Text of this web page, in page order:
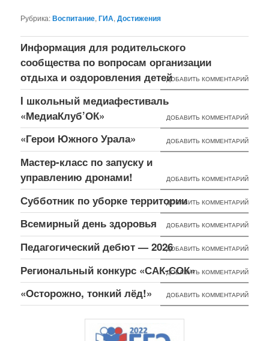
Рубрика:Воспитание,ГИА,Достижения
Информация для родительского
сообщества по вопросам организации
отдыха и оздоровления детейДОБАВИТЬ КОММЕНТАРИЙ
I школьный медиафестиваль
«МедиаКлуб’ОК»
ДОБАВИТЬ КОММЕНТАРИЙ
«Герои Южного Урала» ДОБАВИТЬ КОММЕНТАРИЙ
Мастер-класс по запуску и
управлению дронами!
ДОБАВИТЬ КОММЕНТАРИЙ
Субботник по уборке территорииДОБАВИТЬ КОММЕНТАРИЙ
Всемирный день здоровья ДОБАВИТЬ КОММЕНТАРИЙ
Педагогический дебют — 2026ДОБАВИТЬ КОММЕНТАРИЙ
Региональный конкурс «САК-СОК»ДОБАВИТЬ КОММЕНТАРИЙ
«Осторожно, тонкий лёд!» ДОБАВИТЬ КОММЕНТАРИЙ